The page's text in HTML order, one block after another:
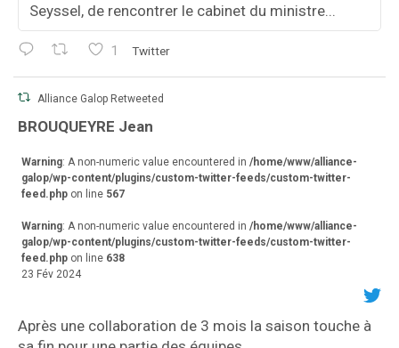
Seyssel, de rencontrer le cabinet du ministre...
1 Twitter
Alliance Galop Retweeted
BROUQUEYRE Jean
Warning: A non-numeric value encountered in /home/www/alliance-
galop/wp-content/plugins/custom-twitter-feeds/custom-twitter-
feed.php on line 567
Warning: A non-numeric value encountered in /home/www/alliance-
galop/wp-content/plugins/custom-twitter-feeds/custom-twitter-
feed.php on line 638
23 Fév 2024
Après une collaboration de 3 mois la saison touche à